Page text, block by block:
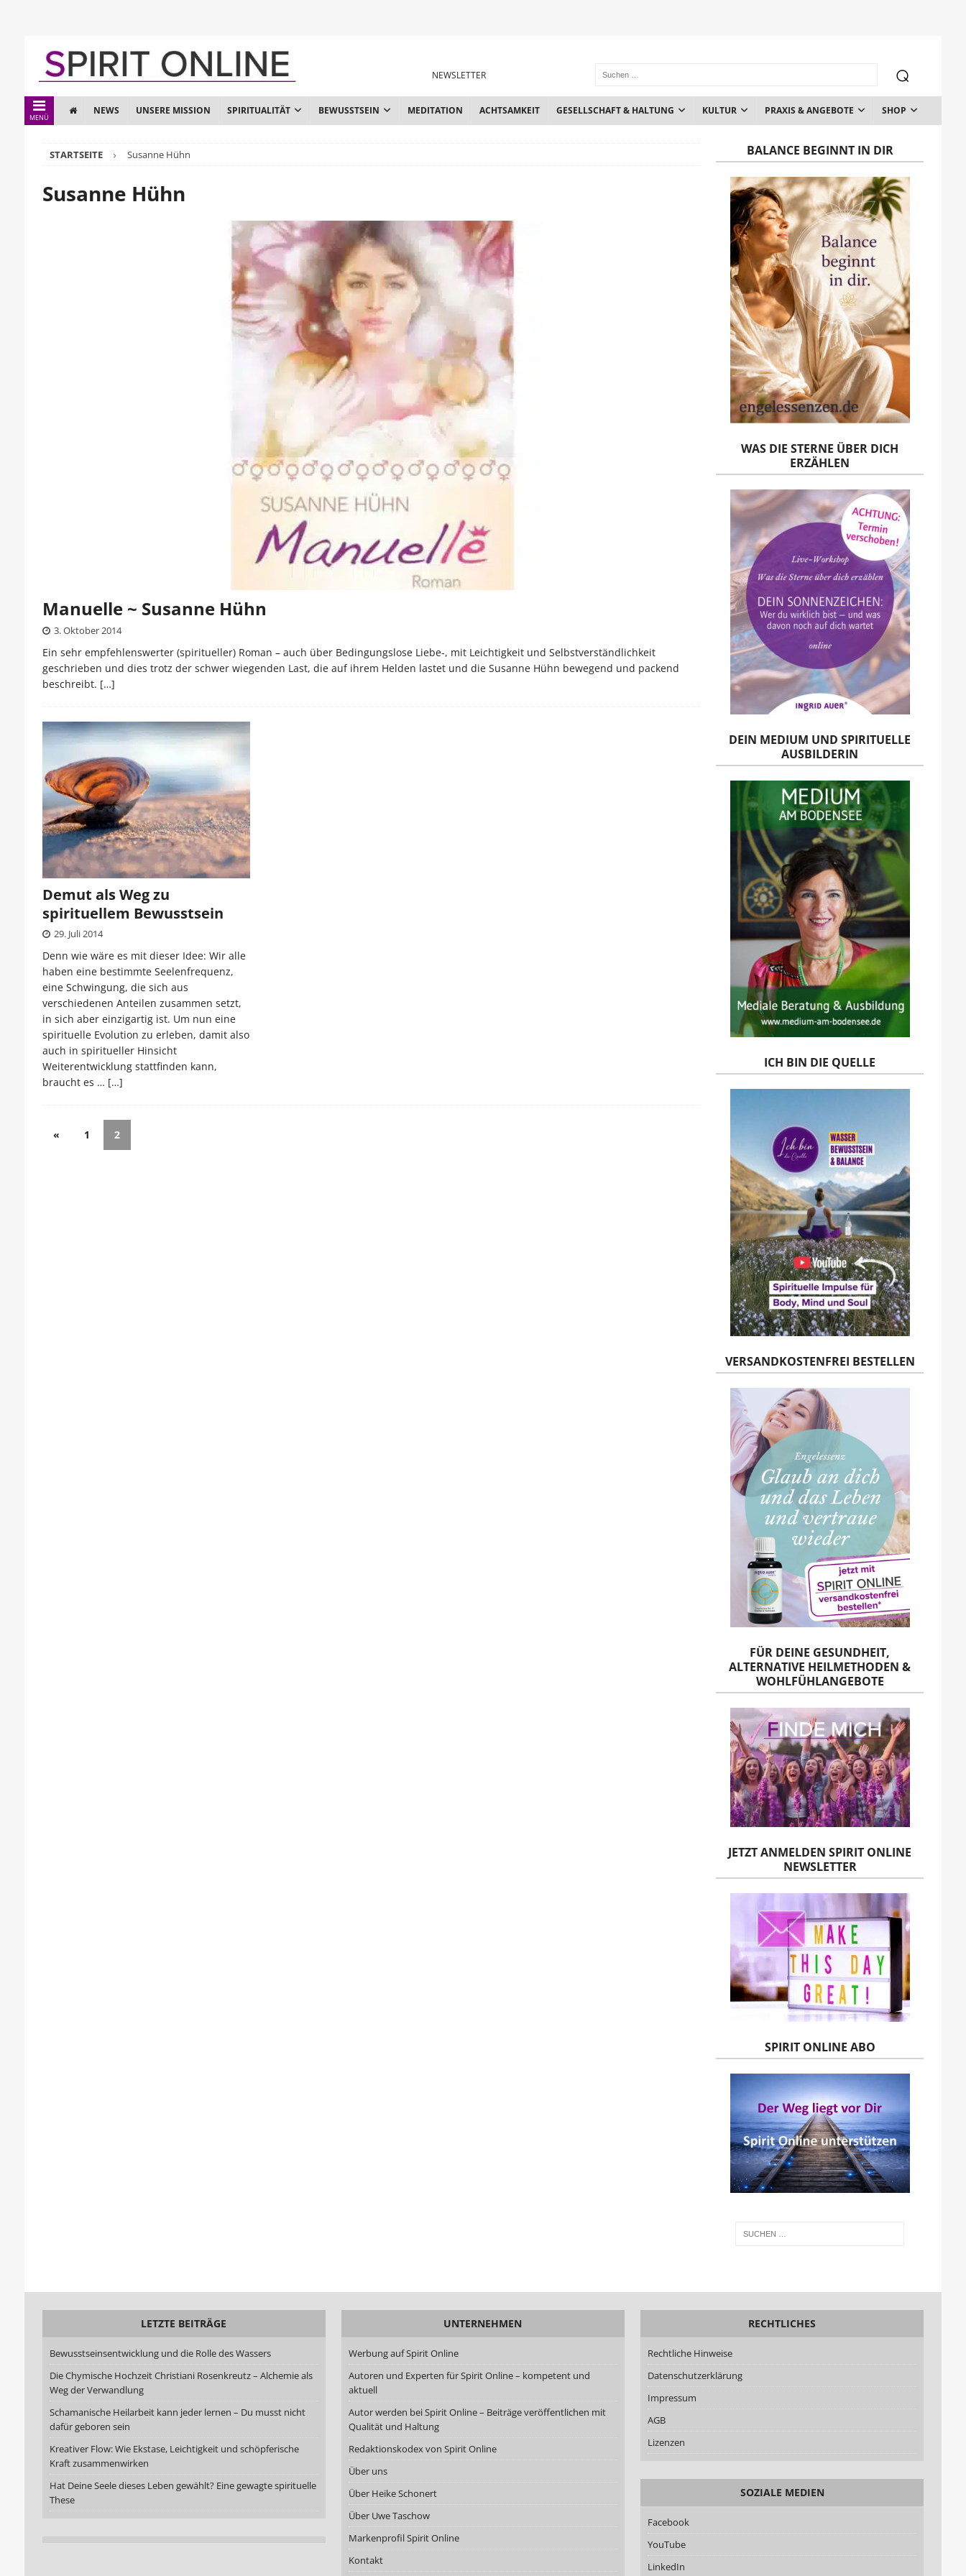
NEWSLETTER
MENÜ
NEWS UNSERE MISSION SPIRITUALITÄT BEWUSSTSEIN MEDITATION ACHTSAMKEIT GESELLSCHAFT & HALTUNG KULTUR PRAXIS & ANGEBOTE SHOP
STARTSEITE Susanne Hühn
Susanne Hühn
Manuelle ~ Susanne Hühn
3. Oktober 2014
Ein sehr empfehlenswerter (spiritueller) Roman – auch über Bedingungslose Liebe-, mit Leichtigkeit und Selbstverständlichkeit
geschrieben und dies trotz der schwer wiegenden Last, die auf ihrem Helden lastet und die Susanne Hühn bewegend und packend
beschreibt. […]
Demut als Weg zu
spirituellem Bewusstsein
29. Juli 2014
Denn wie wäre es mit dieser Idee: Wir alle
haben eine bestimmte Seelenfrequenz,
eine Schwingung, die sich aus
verschiedenen Anteilen zusammen setzt,
in sich aber einzigartig ist. Um nun eine
spirituelle Evolution zu erleben, damit also
auch in spiritueller Hinsicht
Weiterentwicklung stattfinden kann,
braucht es … […]
« 1 2
BALANCE BEGINNT IN DIR
WAS DIE STERNE ÜBER DICH
ERZÄHLEN
DEIN MEDIUM UND SPIRITUELLE
AUSBILDERIN
ICH BIN DIE QUELLE
VERSANDKOSTENFREI BESTELLEN
FÜR DEINE GESUNDHEIT,
ALTERNATIVE HEILMETHODEN &
WOHLFÜHLANGEBOTE
JETZT ANMELDEN SPIRIT ONLINE
NEWSLETTER
SPIRIT ONLINE ABO
LETZTE BEITRÄGE
Bewusstseinsentwicklung und die Rolle des Wassers
Die Chymische Hochzeit Christiani Rosenkreutz – Alchemie als
Weg der Verwandlung
Schamanische Heilarbeit kann jeder lernen – Du musst nicht
dafür geboren sein
Kreativer Flow: Wie Ekstase, Leichtigkeit und schöpferische
Kraft zusammenwirken
Hat Deine Seele dieses Leben gewählt? Eine gewagte spirituelle
These
UNTERNEHMEN
Werbung auf Spirit Online
Autoren und Experten für Spirit Online – kompetent und
aktuell
Autor werden bei Spirit Online – Beiträge veröffentlichen mit
Qualität und Haltung
Redaktionskodex von Spirit Online
Über uns
Über Heike Schonert
Über Uwe Taschow
Markenprofil Spirit Online
Kontakt
RECHTLICHES
Rechtliche Hinweise
Datenschutzerklärung
Impressum
AGB
Lizenzen
SOZIALE MEDIEN
Facebook
YouTube
LinkedIn